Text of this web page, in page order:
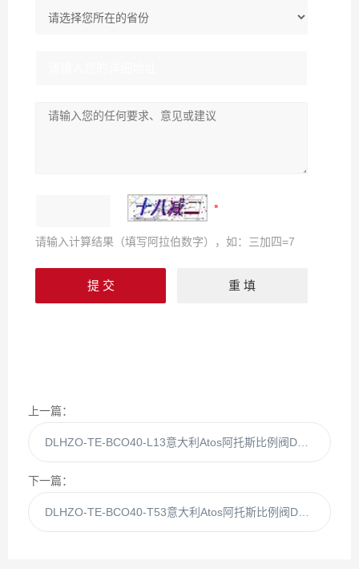
请输入计算结果（填写阿拉伯数字），如：三加四=7
上一篇：
下一篇：